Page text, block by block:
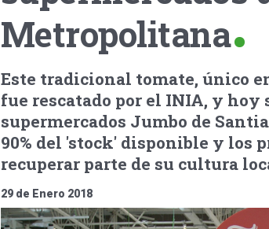
Metropolitana
Este tradicional tomate, único
fue rescatado por el INIA, y
supermercados Jumbo de
90% del 'stock' disponible y los
recuperar parte de su cultura
29 de Enero 2018